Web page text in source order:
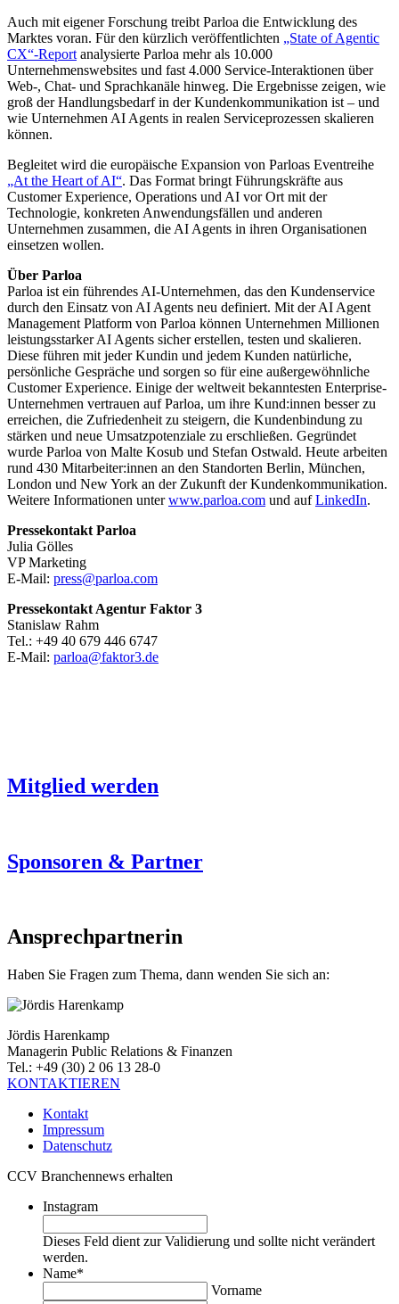
Auch mit eigener Forschung treibt Parloa die Entwicklung des
Marktes voran. Für den kürzlich veröffentlichten „State of Agentic
CX“-Report analysierte Parloa mehr als 10.000
Unternehmenswebsites und fast 4.000 Service-Interaktionen über
Web-, Chat- und Sprachkanäle hinweg. Die Ergebnisse zeigen, wie
groß der Handlungsbedarf in der Kundenkommunikation ist – und
wie Unternehmen AI Agents in realen Serviceprozessen skalieren
können.
Begleitet wird die europäische Expansion von Parloas Eventreihe
„At the Heart of AI“. Das Format bringt Führungskräfte aus
Customer Experience, Operations und AI vor Ort mit der
Technologie, konkreten Anwendungsfällen und anderen
Unternehmen zusammen, die AI Agents in ihren Organisationen
einsetzen wollen.
Über Parloa
Parloa ist ein führendes AI-Unternehmen, das den Kundenservice
durch den Einsatz von AI Agents neu definiert. Mit der AI Agent
Management Platform von Parloa können Unternehmen Millionen
leistungsstarker AI Agents sicher erstellen, testen und skalieren.
Diese führen mit jeder Kundin und jedem Kunden natürliche,
persönliche Gespräche und sorgen so für eine außergewöhnliche
Customer Experience. Einige der weltweit bekanntesten Enterprise-
Unternehmen vertrauen auf Parloa, um ihre Kund:innen besser zu
erreichen, die Zufriedenheit zu steigern, die Kundenbindung zu
stärken und neue Umsatzpotenziale zu erschließen. Gegründet
wurde Parloa von Malte Kosub und Stefan Ostwald. Heute arbeiten
rund 430 Mitarbeiter:innen an den Standorten Berlin, München,
London und New York an der Zukunft der Kundenkommunikation.
Weitere Informationen unterwww.parloa.com und aufLinkedIn.
Pressekontakt Parloa
Julia Gölles
VP Marketing
E-Mail: press@parloa.com
Pressekontakt Agentur Faktor 3
Stanislaw Rahm
Tel.: +49 40 679 446 6747
E-Mail: parloa@faktor3.de
Mitglied werden
Sponsoren & Partner
Ansprechpartnerin
Haben Sie Fragen zum Thema, dann wenden Sie sich an:
Jördis Harenkamp
Managerin Public Relations & Finanzen
Tel.: +49 (30) 2 06 13 28-0
KONTAKTIEREN
Kontakt
Impressum
Datenschutz
CCV Branchennews erhalten
Instagram
Dieses Feld dient zur Validierung und sollte nicht verändert
werden.
Name*
Vorname